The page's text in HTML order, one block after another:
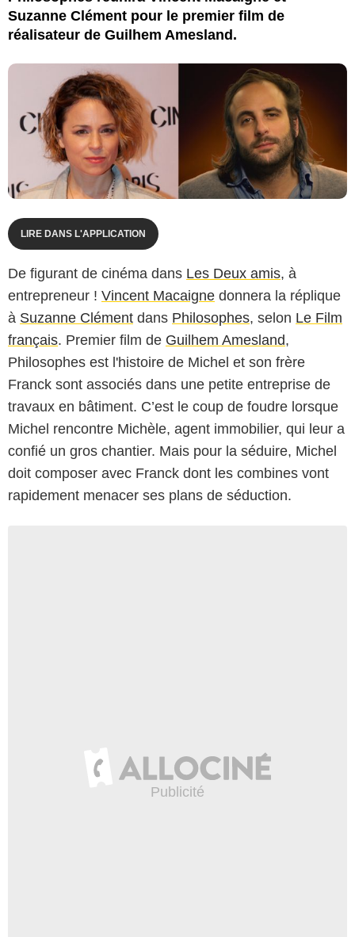
Suzanne Clément pour le premier film de
réalisateur de Guilhem Amesland.
LIRE DANS L'APPLICATION
De figurant de cinéma dans Les Deux amis, à
entrepreneur ! Vincent Macaigne donnera la réplique
à Suzanne Clément dans Philosophes, selon Le Film
français. Premier film de Guilhem Amesland,
Philosophes est l'histoire de Michel et son frère
Franck sont associés dans une petite entreprise de
travaux en bâtiment. C’est le coup de foudre lorsque
Michel rencontre Michèle, agent immobilier, qui leur a
confié un gros chantier. Mais pour la séduire, Michel
doit composer avec Franck dont les combines vont
rapidement menacer ses plans de séduction.